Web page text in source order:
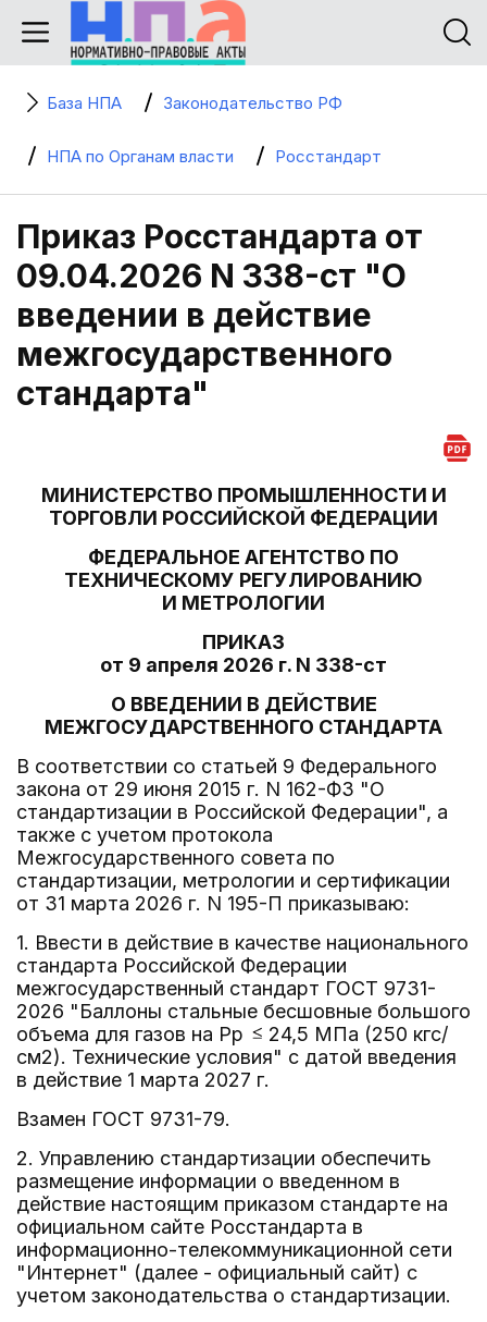
База НПА Законодательство РФ
НПА по Органам власти Росстандарт
Приказ Росстандарта от
09.04.2026 N 338-ст "О
введении в действие
межгосударственного
стандарта"
МИНИСТЕРСТВО ПРОМЫШЛЕННОСТИ И
ТОРГОВЛИ РОССИЙСКОЙ ФЕДЕРАЦИИ
ФЕДЕРАЛЬНОЕ АГЕНТСТВО ПО
ТЕХНИЧЕСКОМУ РЕГУЛИРОВАНИЮ
И МЕТРОЛОГИИ
ПРИКАЗ
от 9 апреля 2026 г. N 338-ст
О ВВЕДЕНИИ В ДЕЙСТВИЕ
МЕЖГОСУДАРСТВЕННОГО СТАНДАРТА
В соответствии со статьей 9 Федерального
закона от 29 июня 2015 г. N 162-ФЗ "О
стандартизации в Российской Федерации", а
также с учетом протокола
Межгосударственного совета по
стандартизации, метрологии и сертификации
от 31 марта 2026 г. N 195-П приказываю:
1. Ввести в действие в качестве национального
стандарта Российской Федерации
межгосударственный стандарт ГОСТ 9731-
2026 "Баллоны стальные бесшовные большого
объема для газов на Pp
24,5 МПа (250 кгс/
см2). Технические условия" с датой введения
в действие 1 марта 2027 г.
Взамен ГОСТ 9731-79.
2. Управлению стандартизации обеспечить
размещение информации о введенном в
действие настоящим приказом стандарте на
официальном сайте Росстандарта в
информационно-телекоммуникационной сети
"Интернет" (далее - официальный сайт) с
учетом законодательства о стандартизации.